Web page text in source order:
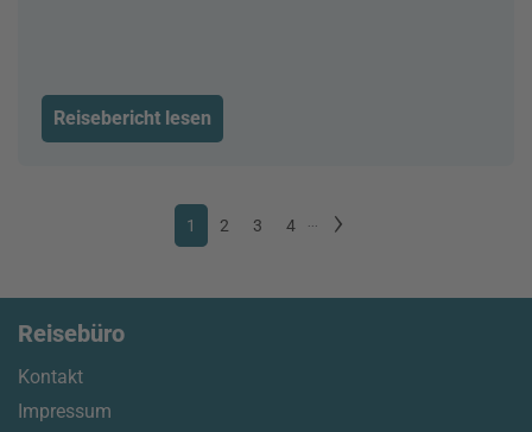
Reisebericht lesen
1 2 3 4
Reisebüro
Kontakt
Impressum